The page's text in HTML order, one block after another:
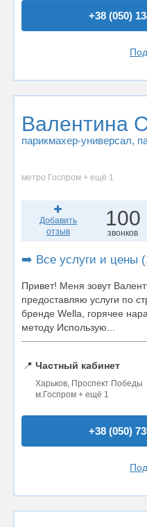
+38 (050)
Валентина
парикмахер-универсал,
метро Госпром + ещё 1
Добавить
отзыв
100
звонков
➡️ Все услуги и цены
Привет! Меня зовут
предоставляю услуги по
бренде Wella, горячее
методу Использую...
📍 Частный кабинет
Харьков, Проспект Победы
м.Госпром + ещё 1
+38 (050)